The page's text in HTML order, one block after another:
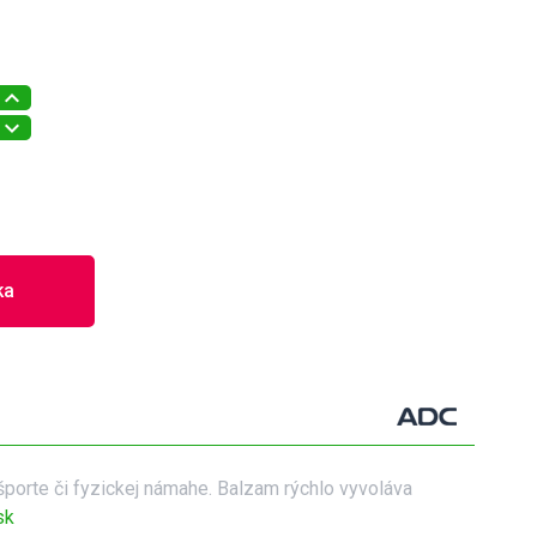
či fyzickej námahe. Balzam rýchlo vyvoláva